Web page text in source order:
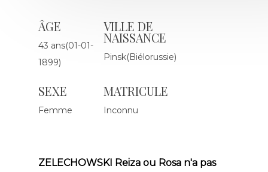
ÂGE
43 ans(01-01-
1899)
VILLE DE
NAISSANCE
Pinsk(Biélorussie)
SEXE
Femme
MATRICULE
Inconnu
ZELECHOWSKI Reiza ou Rosa n'a pas